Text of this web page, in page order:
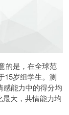
的是，在全球范
15岁组学生。测
感能力中的得分均
大，共情能力均